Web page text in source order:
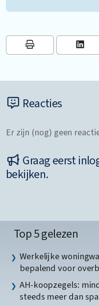
Reacties
Er zijn (nog) geen
Graag eerst
bekijken.
Top 5 gelezen
Werkelijke
bepalend voor
AH-koopzegels:
steeds meer dan